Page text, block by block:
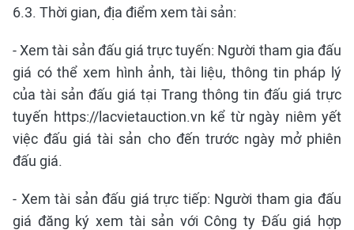
6.3. Thời gian, địa điểm xem tài sản:
- Xem tài sản đấu giá trực tuyến: Người tham gia đấu
giá có thể xem hình ảnh, tài liệu, thông tin pháp lý
của tài sản đấu giá tại Trang thông tin đấu giá trực
tuyến https://lacvietauction.vn kể từ ngày niêm yết
việc đấu giá tài sản cho đến trước ngày mở phiên
đấu giá.
- Xem tài sản đấu giá trực tiếp: Người tham gia đấu
giá đăng ký xem tài sản với Công ty Đấu giá hợp